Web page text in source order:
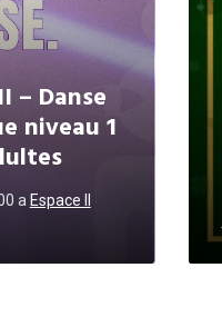
– Danse
niveau 1
a Espace II